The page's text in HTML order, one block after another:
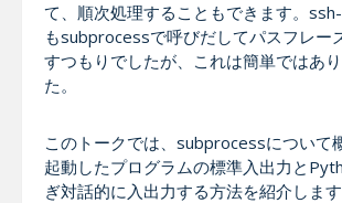
て、順次処理することもできます。
もsubprocessで呼びだしてパスフレー
すつもりでしたが、これは簡単ではあ
た。
このトークでは、subprocessについて
起動したプログラムの標準入出力と
ぎ対話的に入出力する方法を紹介します